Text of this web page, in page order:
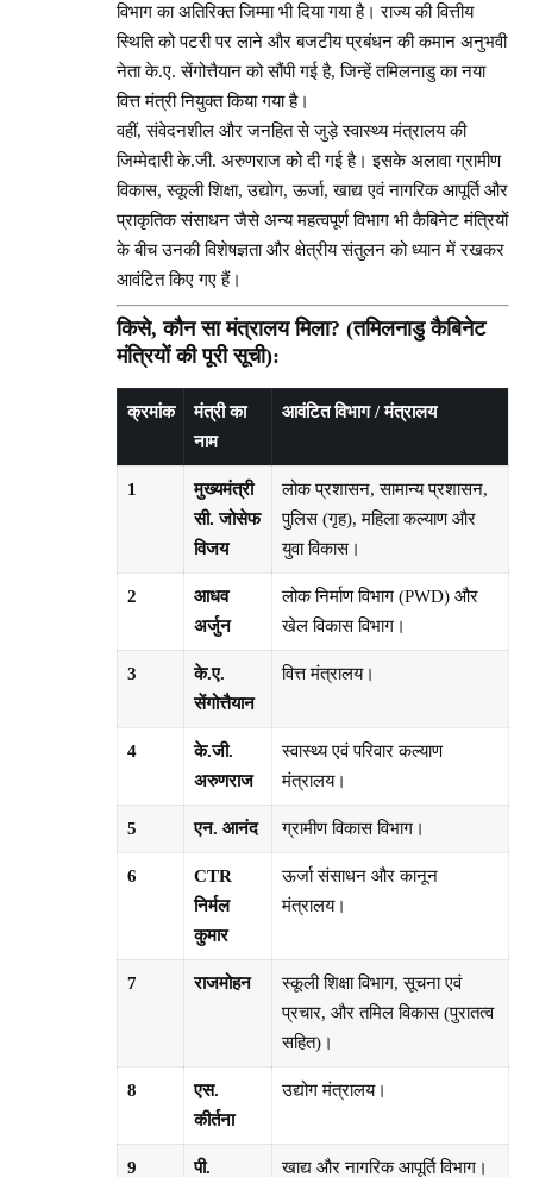
विभाग का अतिरिक्त जिम्मा भी दिया गया है। राज्य की वित्तीय
स्थिति को पटरी पर लाने और बजटीय प्रबंधन की कमान अनुभवी
नेता के.ए. सेंगोत्तैयान को सौंपी गई है, जिन्हें तमिलनाडु का नया
वित्त मंत्री नियुक्त किया गया है।
वहीं, संवेदनशील और जनहित से जुड़े स्वास्थ्य मंत्रालय की
जिम्मेदारी के.जी. अरुणराज को दी गई है। इसके अलावा ग्रामीण
विकास, स्कूली शिक्षा, उद्योग, ऊर्जा, खाद्य एवं नागरिक आपूर्ति और
प्राकृतिक संसाधन जैसे अन्य महत्वपूर्ण विभाग भी कैबिनेट मंत्रियों
के बीच उनकी विशेषज्ञता और क्षेत्रीय संतुलन को ध्यान में रखकर
आवंटित किए गए हैं।
किसे, कौन सा मंत्रालय मिला? (तमिलनाडु कैबिनेट
मंत्रियों की पूरी सूची):
क्रमांक
मंत्री का
नाम
आवंटित विभाग / मंत्रालय
1
मुख्यमंत्री
सी. जोसेफ
विजय
लोक प्रशासन, सामान्य प्रशासन,
पुलिस (गृह), महिला कल्याण और
युवा विकास।
2
आधव
अर्जुन
लोक निर्माण विभाग (PWD) और
खेल विकास विभाग।
3
के.ए.
सेंगोत्तैयान
वित्त मंत्रालय।
4
के.जी.
अरुणराज
स्वास्थ्य एवं परिवार कल्याण
मंत्रालय।
5 एन. आनंद ग्रामीण विकास विभाग।
6
CTR
निर्मल
कुमार
ऊर्जा संसाधन और कानून
मंत्रालय।
7 राजमोहन
स्कूली शिक्षा विभाग, सूचना एवं
प्रचार, और तमिल विकास (पुरातत्व
सहित)।
8
एस.
कीर्तना
उद्योग मंत्रालय।
9 पी. खाद्य और नागरिक आपूर्ति विभाग।